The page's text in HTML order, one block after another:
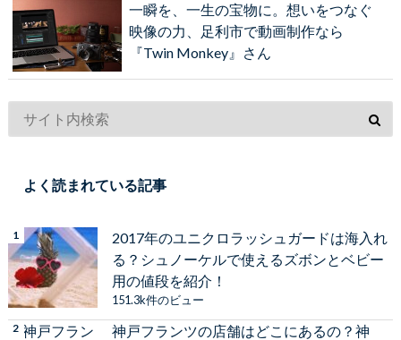
一瞬を、一生の宝物に。想いをつなぐ
映像の力、足利市で動画制作なら
『Twin Monkey』さん
よく読まれている記事
2017年のユニクロラッシュガードは海入れ
る？シュノーケルで使えるズボンとベビー
用の値段を紹介！
151.3k件のビュー
神戸フランツの店舗はどこにあるの？神